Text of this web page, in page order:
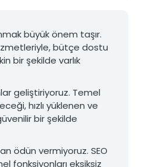
Baskı Hizmetleri
Baskıları
Ürün Baskıları
Baskıları
Baskıları
büyük önem taşır.
bütçe dostu
bir şekilde varlık
geliştiriyoruz. Temel
hızlı yüklenen ve
bir şekilde
ödün vermiyoruz. SEO
fonksiyonları eksiksiz